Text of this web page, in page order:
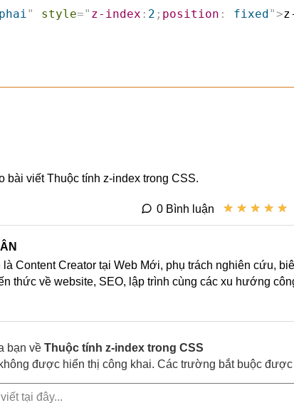
" style=" z-index : 2 ; position : fixed">
bài viết Thuộc tính z-index trong CSS.
★ ★ ★ ★ ★
★ ★ ★ ★ ★
0 Bình luận
là Content Creator tại Web Mới, phụ trách nghiên cứu,
thức về website, SEO, lập trình cùng các xu hướng
bạn về Thuộc tính z-index trong CSS
được hiển thị công khai. Các trường bắt buộc